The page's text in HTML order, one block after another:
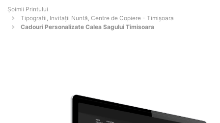
Şoimii Printului
Tipografii, Invitații Nuntă, Centre de Copiere - Timişoara
Cadouri Personalizate Calea Sagului Timisoara